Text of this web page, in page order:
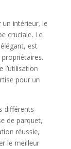
un intérieur, le
cruciale. Le
est
l’utilisation
pour un
différents
de parquet,
réussie,
le meilleur